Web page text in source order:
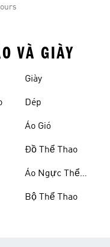
VÀ GIÀY
Giày
Dép
Áo Gió
Đồ Thể Thao
Áo Ngực Thể
Bộ Thể Thao